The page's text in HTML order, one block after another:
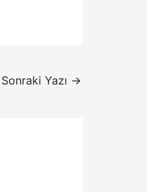
Sonraki Yazı →